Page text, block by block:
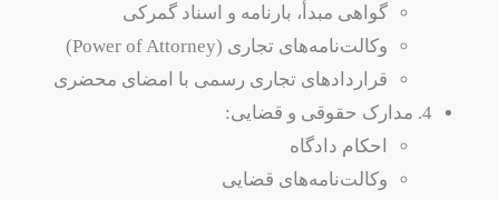
گواهی مبدأ، بارنامه و اسناد گمرکی
وکالت‌نامه‌های تجاری (Power of Attorney)
قراردادهای تجاری رسمی با امضای محضری
4. مدارک حقوقی و قضایی:
احکام دادگاه
وکالت‌نامه‌های قضایی